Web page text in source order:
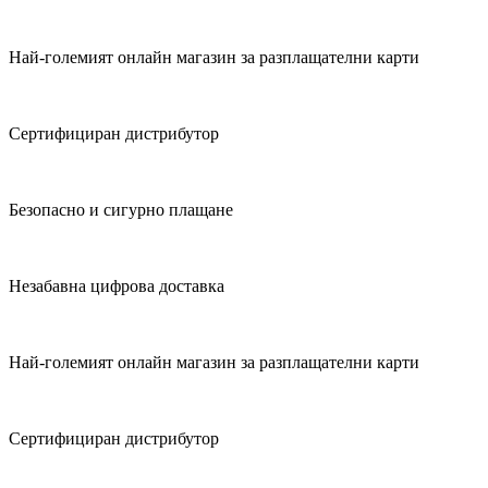
Най-големият онлайн магазин за разплащателни карти
Сертифициран дистрибутор
Безопасно и сигурно плащане
Незабавна цифрова доставка
Най-големият онлайн магазин за разплащателни карти
Сертифициран дистрибутор